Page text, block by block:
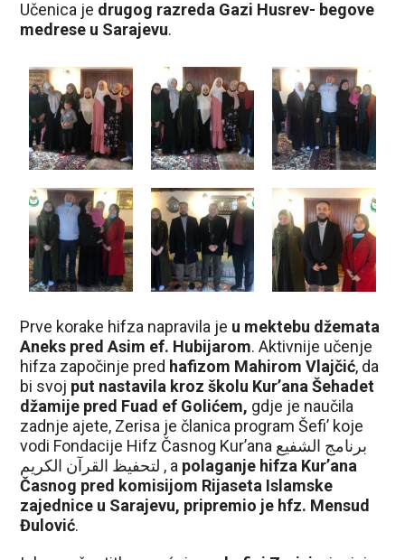
Učenica je drugog razreda Gazi Husrev- begove
medrese u Sarajevu.
Prve korake hifza napravila je u mektebu džemata
Aneks pred Asim ef. Hubijarom. Aktivnije učenje
hifza započinje pred hafizom Mahirom Vlajčić, da
bi svoj put nastavila kroz školu Kur’ana Šehadet
džamije pred Fuad ef Golićem, gdje je naučila
zadnje ajete, Zerisa je članica program Šefi’ koje
vodi Fondacije Hifz Časnog Kur’ana برنامج الشفيع
لتحفيظ القرآن الكريم , a polaganje hifza Kur’ana
Časnog pred komisijom Rijaseta Islamske
zajednice u Sarajevu, pripremio je hfz. Mensud
Đulović.